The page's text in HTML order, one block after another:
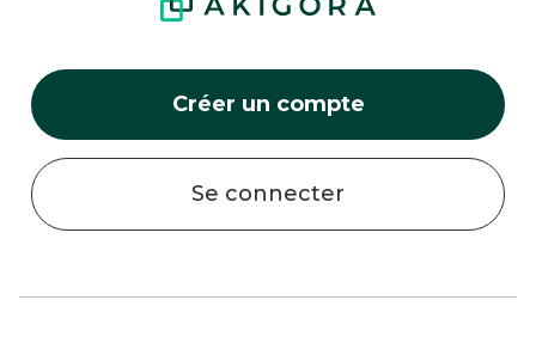
Créer un compte
Se connecter